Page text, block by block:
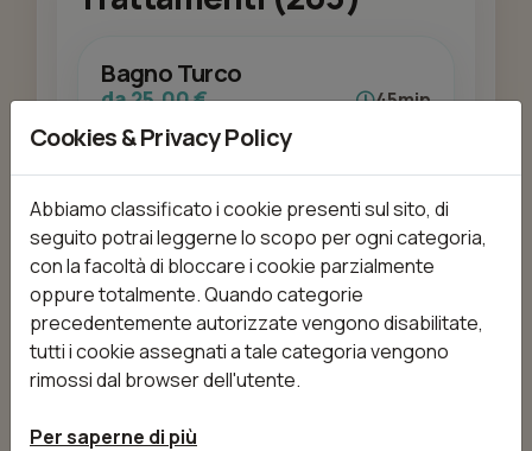
Bagno Turco
da 25,00 € 45min
Aggiungi
Bendaggi FARMOGAL-freddo
da 45,00 € 30min
Cookies & Privacy Policy
Abbiamo classificato i cookie presenti sul sito, di
seguito potrai leggerne lo scopo per ogni categoria,
con la facoltà di bloccare i cookie parzialmente
oppure totalmente. Quando categorie
precedentemente autorizzate vengono disabilitate,
tutti i cookie assegnati a tale categoria vengono
rimossi dal browser dell'utente.
Per saperne di più